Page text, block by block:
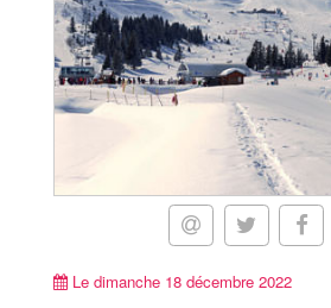
Le dimanche 18 décembre 2022